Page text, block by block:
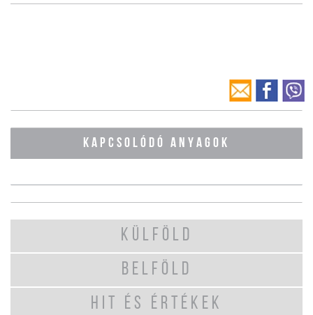
KAPCSOLÓDÓ ANYAGOK
KÜLFÖLD
BELFÖLD
HIT ÉS ÉRTÉKEK